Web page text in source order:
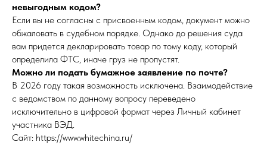
невыгодным кодом?
Если вы не согласны с присвоенным кодом, документ можно
обжаловать в судебном порядке. Однако до решения суда
вам придется декларировать товар по тому коду, который
определила ФТС, иначе груз не пропустят.
Можно ли подать бумажное заявление по почте?
В 2026 году такая возможность исключена. Взаимодействие
с ведомством по данному вопросу переведено
исключительно в цифровой формат через Личный кабинет
участника ВЭД.
Сайт: https://www.whitechina.ru/